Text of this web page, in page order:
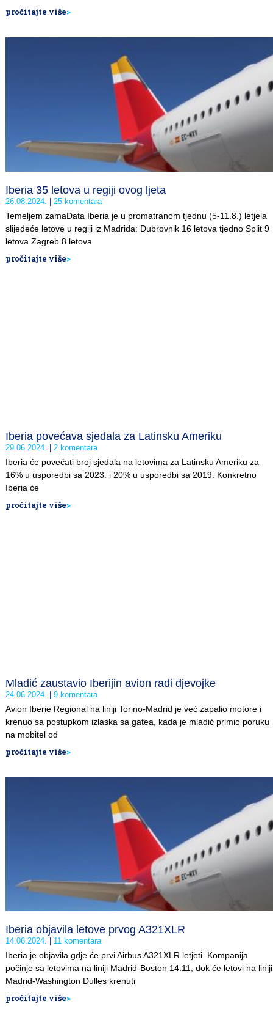
pročitajte više>
Iberia 35 letova u regiji ovog ljeta
26.08.2024. 25 komentara
Temeljem zamaData Iberia je u promatranom tjednu (5-11.8.) letjela
slijedeće letove u regiji iz Madrida: Dubrovnik 16 letova tjedno Split 9
letova Zagreb 8 letova
pročitajte više>
Iberia povećava sjedala za Latinsku Ameriku
29.06.2024. 2 komentara
Iberia će povećati broj sjedala na letovima za Latinsku Ameriku za
16% u usporedbi sa 2023. i 20% u usporedbi sa 2019. Konkretno
Iberia će
pročitajte više>
Mladić zaustavio Iberijin avion radi djevojke
24.06.2024. 9 komentara
Avion Iberie Regional na liniji Torino-Madrid je već zapalio motore i
krenuo sa postupkom izlaska sa gatea, kada je mladić primio poruku
na mobitel od
pročitajte više>
Iberia objavila letove prvog A321XLR
14.06.2024. 11 komentara
Iberia je objavila gdje će prvi Airbus A321XLR letjeti. Kompanija
počinje sa letovima na liniji Madrid-Boston 14.11, dok će letovi na liniji
Madrid-Washington Dulles krenuti
pročitajte više>